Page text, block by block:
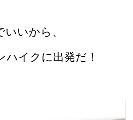
いから、
イクに出発だ！